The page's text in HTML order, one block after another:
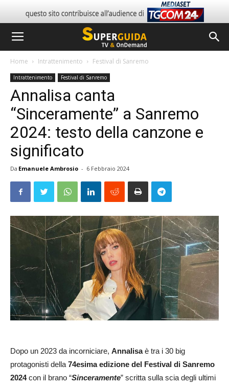
Home Intrattenimento Festival di Sanremo
Intrattenimento Festival di Sanremo
Annalisa canta
“Sinceramente” a Sanremo
2024: testo della canzone e
significato
Da Emanuele Ambrosio - 6 Febbraio 2024
Dopo un 2023 da incorniciare, Annalisaè tra i 30 big
protagonisti della 74esima edizione del Festival di Sanremo
2024con il brano “Sinceramente” scritta sulla scia degli ultimi